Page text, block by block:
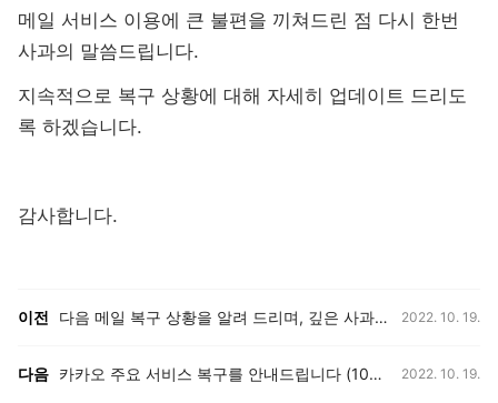
메일 서비스 이용에 큰 불편을 끼쳐드린 점 다시 한번
사과의 말씀드립니다.
지속적으로 복구 상황에 대해 자세히 업데이트 드리도
록 하겠습니다.
감사합니다.
이전 다음 메일 복구 상황을 알려 드리며, 깊은 사과의 말씀 드립니다. (10/19 기능 추가 복구 안내) 2022. 10. 19.
다음 카카오 주요 서비스 복구를 안내드립니다 (10월 19일 오전 6시 기준) 2022. 10. 19.